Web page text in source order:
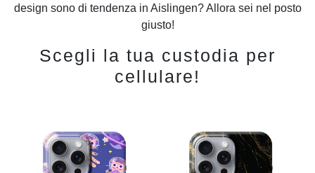
design sono di tendenza in Aislingen? Allora sei nel posto
giusto!
Scegli la tua custodia per
cellulare!